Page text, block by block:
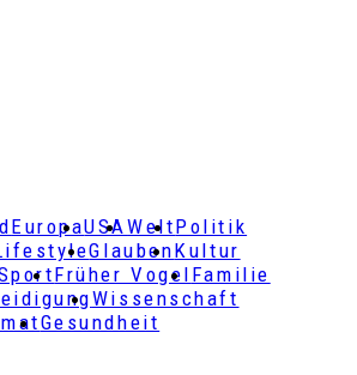
EuropaUSAWeltPolitik
GlaubenKultur
Früher Vogel Familie
Wissenschaft
Gesundheit